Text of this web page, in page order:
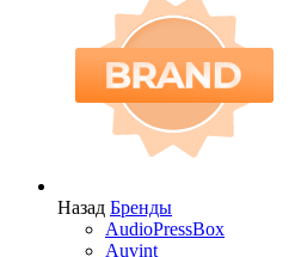
Назад Бренды
AudioPressBox
Auvint